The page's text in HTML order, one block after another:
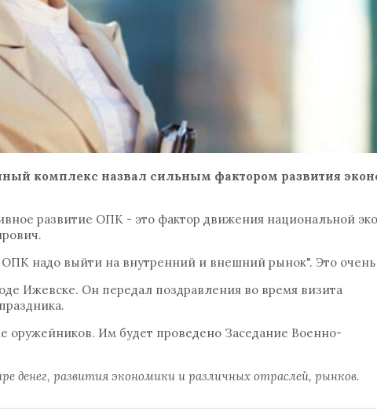
комплекс назвал сильным фактором развития
развитие ОПК - это фактор движения национальной
ОПК надо выйти на внутренний и внешний рынок". Это
Ижевске. Он передал поздравления во время визита
оружейников. Им будет проведено Заседание Военно-
денег, развития экономики и различных отраслей, рынков.